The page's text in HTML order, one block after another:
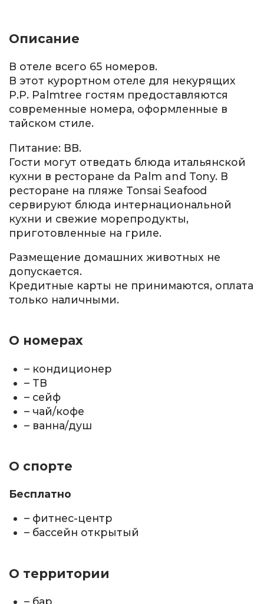
Описание
В отеле всего 65 номеров.
В этот курортном отеле для некурящих
P.P. Palmtree гостям предоставляются
современные номера, оформленные в
тайском стиле.
Питание: ВВ.
Гости могут отведать блюда итальянской
кухни в ресторане da Palm and Tony. В
ресторане на пляже Tonsai Seafood
сервируют блюда интернациональной
кухни и свежие морепродукты,
приготовленные на гриле.
Размещение домашних животных не
допускается.
Кредитные карты не принимаются, оплата
только наличными.
О номерах
– кондиционер
– ТВ
– сейф
– чай/кофе
– ванна/душ
О спорте
Бесплатно
– фитнес-центр
– бассейн открытый
О территории
– бар